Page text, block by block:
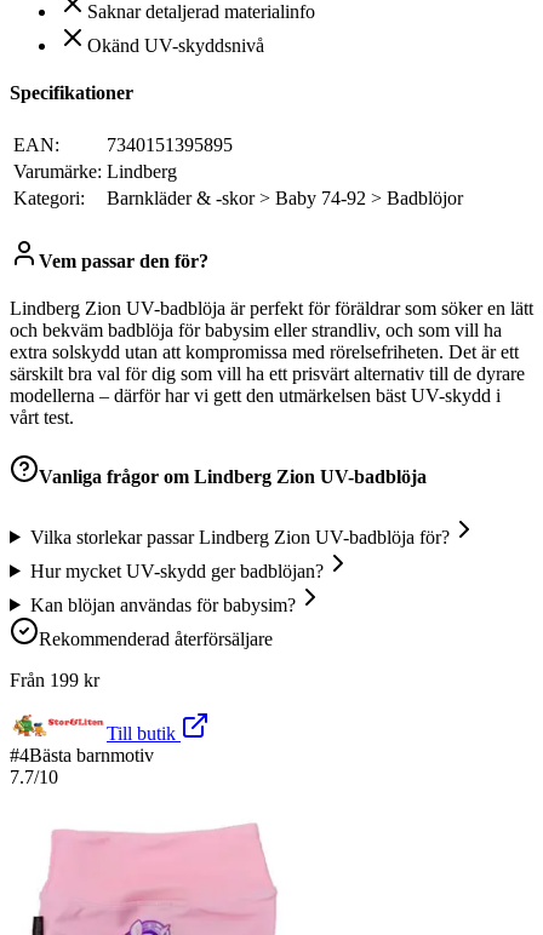
Saknar detaljerad materialinfo
Okänd UV-skyddsnivå
Specifikationer
EAN:
7340151395895
Varumärke: Lindberg
Kategori:
Barnkläder & -skor > Baby 74-92 > Badblöjor
Vem passar den för?
Lindberg Zion UV-badblöja är perfekt för föräldrar som söker en lätt
och bekväm badblöja för babysim eller strandliv, och som vill ha
extra solskydd utan att kompromissa med rörelsefriheten. Det är ett
särskilt bra val för dig som vill ha ett prisvärt alternativ till de dyrare
modellerna – därför har vi gett den utmärkelsen bäst UV-skydd i
vårt test.
Vanliga frågor om Lindberg Zion UV-badblöja
Vilka storlekar passar Lindberg Zion UV-badblöja för?
Hur mycket UV-skydd ger badblöjan?
Kan blöjan användas för babysim?
Rekommenderad återförsäljare
Från 199 kr
Till butik
#4Bästa barnmotiv
7.7/10